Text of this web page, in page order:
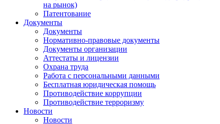
на рынок)
Патентование
Документы
Документы
Нормативно-правовые документы
Документы организации
Аттестаты и лицензии
Охрана труда
Работа с персональными данными
Бесплатная юридическая помощь
Противодействие коррупции
Противодействие терроризму
Новости
Новости